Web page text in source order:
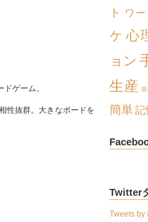
ゲーム。
性抜群。大きなボードを
ト
ワー
ケ 心
ョン
生産 競
簡単 記
Twitter
Tweets by